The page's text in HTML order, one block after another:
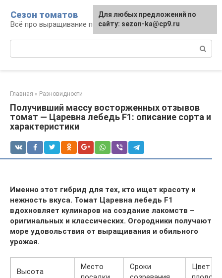
контенту
Сезон томатов
Всё про выращивание помидоров
Главная » Разновидности
Получивший массу восторженных отзывов
томат — Царевна лебедь F1: описание сорта и
характеристики
Именно этот гибрид для тех, кто ищет красоту и
нежность вкуса. Томат Царевна лебедь F1
вдохновляет кулинаров на создание лакомств –
оригинальных и классических. Огородники получают
море удовольствия от выращивания и обильного
урожая.
Высота
Место
Сроки
Цвет
Для любых предложений по
сайту: sezon-ka@cp9.ru